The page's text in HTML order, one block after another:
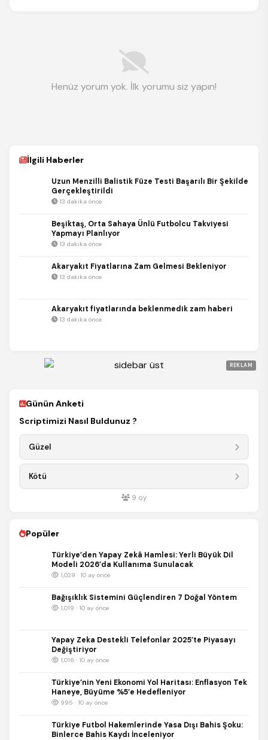
Henüz yorum yok. İlk yorumu siz yapın!
İlgili Haberler
Uzun Menzilli Balistik Füze Testi Başarılı Bir Şekilde
Gerçekleştirildi
13 dakika önce
Beşiktaş, Orta Sahaya Ünlü Futbolcu Takviyesi
Yapmayı Planlıyor
13 dakika önce
Akaryakıt Fiyatlarına Zam Gelmesi Bekleniyor
13 dakika önce
Akaryakıt fiyatlarında beklenmedik zam haberi
13 dakika önce
REKLAM
Günün Anketi
Scriptimizi Nasıl Buldunuz ?
Güzel
Kötü
9 oy
Popüler
Türkiye’den Yapay Zekâ Hamlesi: Yerli Büyük Dil
Modeli 2026’da Kullanıma Sunulacak
1,029 · 10 ay önce
Bağışıklık Sistemini Güçlendiren 7 Doğal Yöntem
1,019 · 10 ay önce
Yapay Zeka Destekli Telefonlar 2025’te Piyasayı
Değiştiriyor
1,016 · 10 ay önce
Türkiye’nin Yeni Ekonomi Yol Haritası: Enflasyon Tek
Haneye, Büyüme %5’e Hedefleniyor
995 · 10 ay önce
Türkiye Futbol Hakemlerinde Yasa Dışı Bahis Şoku:
Binlerce Bahis Kaydı İnceleniyor